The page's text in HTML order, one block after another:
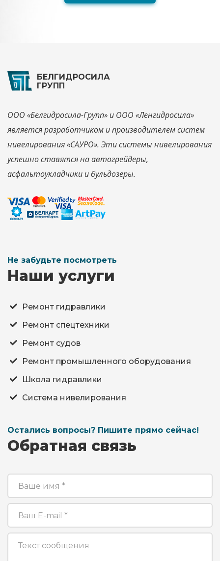
БЕЛГИДРОСИЛА
ГРУПП
ООО «Белгидросила-Групп» и ООО «Ленгидросила»
является разработчиком и производителем систем
нивелирования «САУРО». Эти системы нивелирования
успешно ставятся на автогрейдеры,
асфальтоукладчики и бульдозеры.
Не забудьте посмотреть
Наши услуги
Ремонт гидравлики
Ремонт спецтехники
Ремонт судов
Ремонт промышленного оборудования
Школа гидравлики
Система нивелирования
Остались вопросы? Пишите прямо сейчас!
Обратная связь